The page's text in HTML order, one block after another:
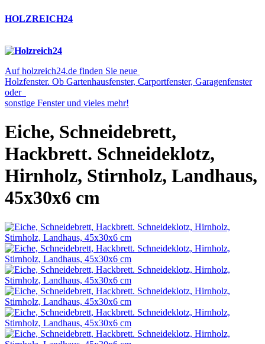
HOLZREICH24
Auf holzreich24.de finden Sie neue
Holzfenster. Ob Gartenhausfenster, Carportfenster, Garagenfenster
oder
sonstige Fenster und vieles mehr!
Eiche, Schneidebrett,
Hackbrett. Schneideklotz,
Hirnholz, Stirnholz, Landhaus,
45x30x6 cm